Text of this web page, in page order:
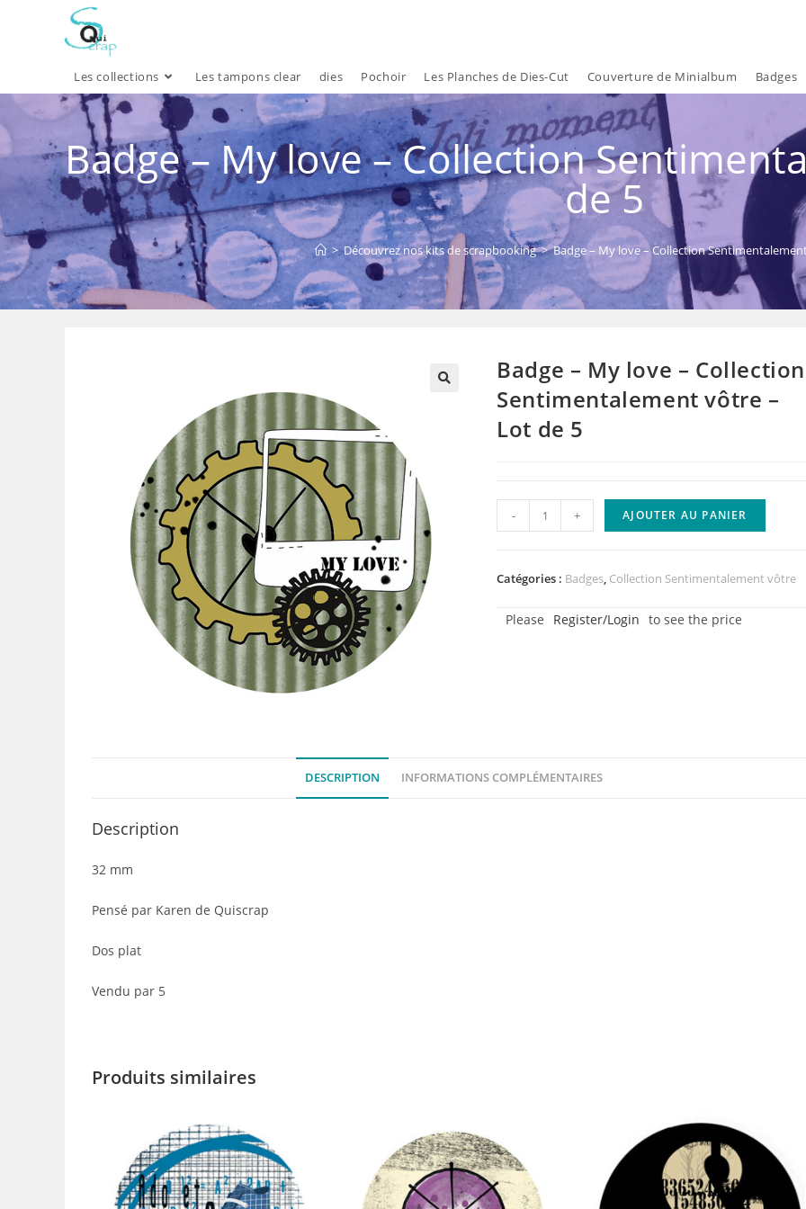
Les collections Les tampons clear dies Pochoir Les Planches de Dies-Cut Couverture de Minialbum Badges
Badge – My love – Collection
de 5
> Découvrez nos kits de scrapbooking > Badge – My love – Collection
Badge – My love – Collection
Sentimentalement vôtre –
Lot de 5
quantité
de
-
love
de
- + AJOUTER AU PANIER
Catégories : Badges, Collection Sentimentalement vôtre
Please Register/Login to see the price
DESCRIPTION INFORMATIONS COMPLÉMENTAIRES
Description
32 mm
Pensé par Karen de Quiscrap
Dos plat
Vendu par 5
Produits similaires